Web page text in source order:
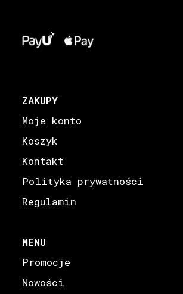
ZAKUPY
Moje konto
Koszyk
Kontakt
Polityka prywatności
Regulamin
MENU
Promocje
Nowości